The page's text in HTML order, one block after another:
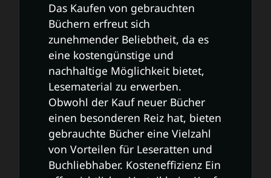
Das Kaufen von gebrauchten
Büchern erfreut sich
zunehmender Beliebtheit, da es
eine kostengünstige und
nachhaltige Möglichkeit bietet,
Lesematerial zu erwerben.
Obwohl der Kauf neuer Bücher
einen besonderen Reiz hat, bieten
gebrauchte Bücher eine Vielzahl
von Vorteilen für Leseratten und
Buchliebhaber. Kosteneffizienz Ein